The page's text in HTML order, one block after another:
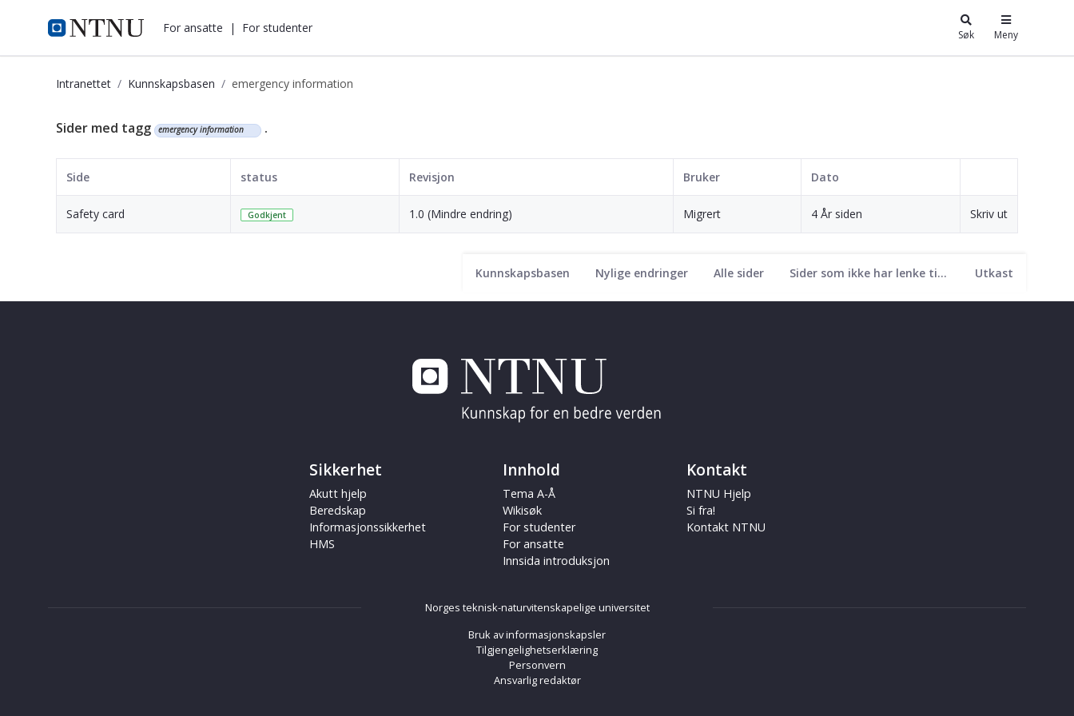
i.ntnu.no For ansatte | For studenter Søk Meny
Intranettet Kunnskapsbasen emergency information
Kunnskapsbasen
Kunnskapsbasen Nylige endringer Alle sider Sider som ikke har lenke til seg Utkast
Sider med tagg emergency information .
Side status Revisjon Bruker Dato
Safety card Godkjent 1.0 (Mindre endring) Migrert 4 År siden Skriv ut
Sikkerhet
Akutt hjelp
Beredskap
Informasjonssikkerhet
HMS
Innhold
Tema A-Å
Wikisøk
For studenter
For ansatte
Innsida introduksjon
Kontakt
NTNU Hjelp
Si fra!
Kontakt NTNU
Norges teknisk-naturvitenskapelige universitet
Bruk av informasjonskapsler
Tilgjengelighetserklæring
Personvern
Ansvarlig redaktør